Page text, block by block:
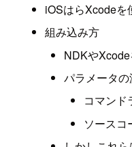
iOSはらXcodeを
組み込み方
NDKや
パラメータ
コマンド
ソースコ